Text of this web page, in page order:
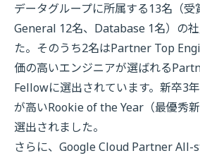
データグループに所属する13名（受
General 12名、Database 1名）の
た。そのうち2名はPartner Top
価の高いエンジニアが選ばれる
Fellowに選出されています。新卒3
が高いRookie of the Year（最優秀
選出されました。
さらに、Google Cloud Partner All-